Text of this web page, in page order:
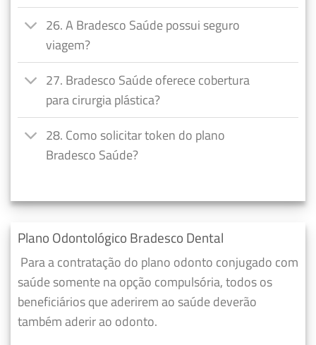
26. A Bradesco Saúde possui seguro
viagem?
27. Bradesco Saúde oferece cobertura
para cirurgia plástica?
28. Como solicitar token do plano
Bradesco Saúde?
Plano Odontológico Bradesco Dental
Para a contratação do plano odonto conjugado com
saúde somente na opção compulsória, todos os
beneficiários que aderirem ao saúde deverão
também aderir ao odonto.